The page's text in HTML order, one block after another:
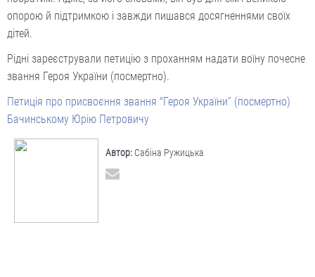
опорою й підтримкою і завжди пишався досягненнями своїх
дітей.
Рідні зареєстрували петицію з проханням надати воїну почесне
звання Героя України (посмертно).
Петиція про присвоєння звання "Героя України” (посмертно)
Бачинському Юрію Петровичу
Автор: Сабіна Ружицька